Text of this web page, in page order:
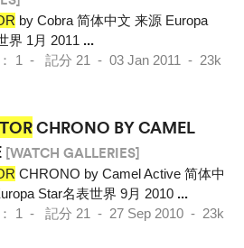
by Cobra 简体中文 来源 Europa
界 1月 2011 ...
1 - 記分 21 - 03 Jan 2011 - 23k
CHRONO BY CAMEL
[WATCH GALLERIES]
CHRONO by Camel Active 简体中
Star名表世界 9月 2010 ...
1 - 記分 21 - 27 Sep 2010 - 23k